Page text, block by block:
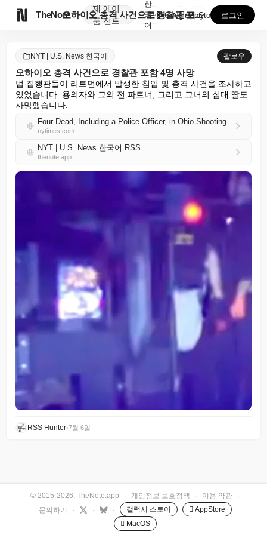
TheNote
제
품
에이
전트
오하이오 총격 사건으로 경찰관 포함 4명 사망
한
국
어
GooglePlay
AppStore 로그인
NYT | U.S. News 한국어 팔로우
오하이오 총격 사건으로 경찰관 포함 4명 사망
법 집행관들이 리트먼에서 발생한 침입 및 총격 사건을 조사하고
있었습니다. 용의자와 그의 전 파트너, 그리고 그녀의 십대 딸도
사망했습니다.
Four Dead, Including a Police Officer, in Ohio Shooting
nytimes.com
NYT | U.S. News 한국어 RSS
thenote.app
RSS Hunter•7월 6일
© 2015-2026, TheNote.app · 개인정보 보호정책 · 이용 약관
·
문의하기
· · · 갤럭시 스토어
 AppStore
 MacOS